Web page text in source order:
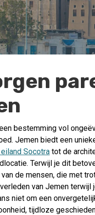
bestemming vol
Jemen biedt een
Socotra tot de
Terwijl je dit
de mensen, die met
van Jemen
niet om een
tijdloze